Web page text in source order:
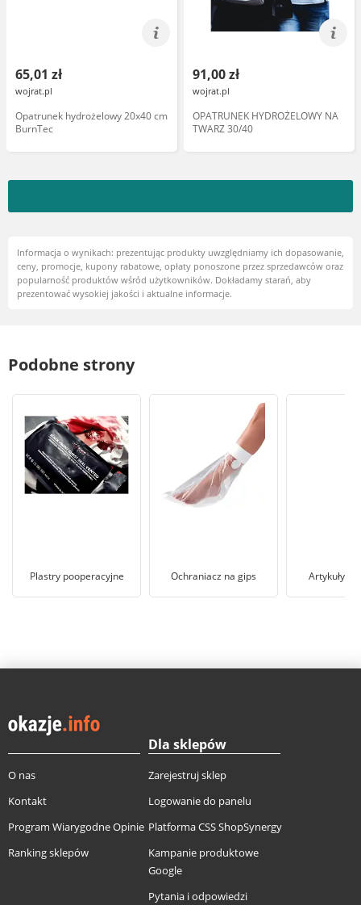
65,01 zł
wojrat.pl
Opatrunek hydrożelowy 20x40 cm
BurnTec
91,00 zł
wojrat.pl
OPATRUNEK HYDROŻELOWY NA
TWARZ 30/40
Informacja o wynikach: prezentując produkty uwzględniamy ich dopasowanie,
ceny, promocje, kupony rabatowe, opłaty ponoszone przez sprzedawców oraz
popularność produktów wśród użytkowników. Dokładamy starań, aby
prezentować wysokiej jakości i aktualne informacje.
Podobne strony
Plastry pooperacyjne Ochraniacz na gips Artykuły
O nas
Kontakt
Program Wiarygodne Opinie
Ranking sklepów
Dla sklepów
Zarejestruj sklep
Logowanie do panelu
Platforma CSS ShopSynergy
Kampanie produktowe
Google
Pytania i odpowiedzi